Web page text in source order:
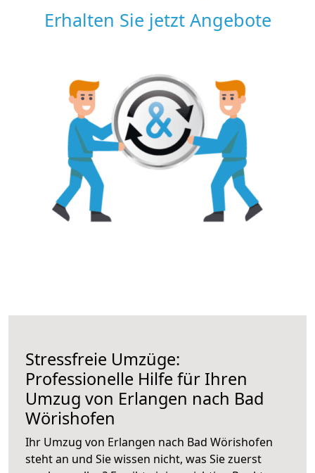
Erhalten Sie jetzt Angebote
Stressfreie Umzüge:
Professionelle Hilfe für Ihren
Umzug von Erlangen nach Bad
Wörishofen
Ihr Umzug von Erlangen nach Bad Wörishofen
steht an und Sie wissen nicht, was Sie zuerst